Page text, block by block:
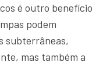
é outro benefício
podem
subterrâneas,
mas também a